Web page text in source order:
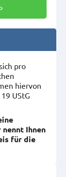
pro
hiervon
UStG
Ihnen
für die